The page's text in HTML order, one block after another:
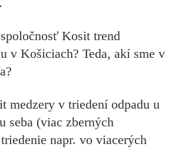
Kosit trend
v Košiciach? Teda, akí sme v
medzery v triedení odpadu u
seba (viac zberných
napr. vo viacerých